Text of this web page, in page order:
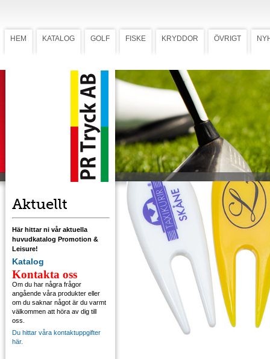
HEM KATALOG GOLF FISKE KRYDDOR ÖVRIGT
Aktuellt
Här hittar ni vår aktuella
huvudkatalog Promotion &
Leisure!
Katalog
Kontakta oss
Om du har några frågor
angående våra produkter eller
om du saknar något är du varmt
välkommen att höra av dig till
oss.
Du hittar våra kontaktuppgifter
här.
Greenlagare PF 300
Greenlagare PF 300
Greenlagare i plast. Förädlas med en eller
flerfärgstryck. Kan med fördel kompletteras
med JoJo.
Ladda ner mall med tryckstorlek